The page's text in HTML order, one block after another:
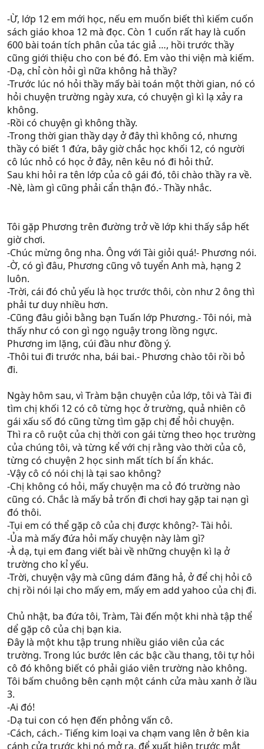
-Ừ, lớp 12 em mới học, nếu em muốn biết thì kiếm cuốn
sách giáo khoa 12 mà đọc. Còn 1 cuốn rất hay là cuốn
600 bài toán tích phân của tác giả …, hồi trước thầy
cũng giới thiệu cho con bé đó. Em vào thi viện mà kiếm.
-Dạ, chỉ còn hỏi gì nữa không hả thầy?
-Trước lúc nó hỏi thầy mấy bài toán một thời gian, nó có
hỏi chuyện trường ngày xưa, có chuyện gì kì lạ xảy ra
không.
-Rồi có chuyện gì không thầy.
-Trong thời gian thầy dạy ở đây thì không có, nhưng
thầy có biết 1 đứa, bây giờ chắc học khối 12, có người
cô lúc nhỏ có học ở đây, nên kêu nó đi hỏi thử.
Sau khi hỏi ra tên lớp của cô gái đó, tôi chào thầy ra về.
-Nè, làm gì cũng phải cẩn thận đó.- Thầy nhắc.
Tôi gặp Phương trên đường trở về lớp khi thấy sắp hết
giờ chơi.
-Chúc mừng ông nha. Ông với Tài giỏi quá!- Phương nói.
-Ờ, có gì đâu, Phương cũng vô tuyển Anh mà, hạng 2
luôn.
-Trời, cái đó chủ yếu là học trước thôi, còn như 2 ông thì
phải tư duy nhiều hơn.
-Cũng đâu giỏi bằng bạn Tuấn lớp Phương.- Tôi nói, mà
thấy như có con gì ngọ nguậy trong lồng ngực.
Phương im lặng, cúi đầu như đồng ý.
-Thôi tui đi trước nha, bái bai.- Phương chào tôi rồi bỏ
đi.
Ngày hôm sau, vì Tràm bận chuyện của lớp, tôi và Tài đi
tìm chị khối 12 có cô từng học ở trường, quả nhiên cô
gái xấu số đó cũng từng tìm gặp chị để hỏi chuyện.
Thì ra cô ruột của chị thời con gái từng theo học trường
của chúng tôi, và từng kể với chị rằng vào thời của cô,
từng có chuyện 2 học sinh mất tích bí ẩn khác.
-Vậy cô có nói chị là tại sao không?
-Chị không có hỏi, mấy chuyện ma cỏ đó trường nào
cũng có. Chắc là mấy bả trốn đi chơi hay gặp tai nạn gì
đó thôi.
-Tụi em có thể gặp cô của chị được không?- Tài hỏi.
-Ủa mà mấy đứa hỏi mấy chuyện này làm gì?
-À dạ, tụi em đang viết bài về những chuyện kì lạ ở
trường cho kỉ yếu.
-Trời, chuyện vậy mà cũng dám đăng hả, ở để chị hỏi cô
chị rồi nói lại cho mấy em, mấy em add yahoo của chị đi.
Chủ nhật, ba đứa tôi, Tràm, Tài đến một khi nhà tập thể
dể gặp cô của chị bạn kia.
Đây là một khu tập trung nhiều giáo viên của các
trường. Trong lúc bước lên các bậc cầu thang, tôi tự hỏi
cô đó không biết có phải giáo viên trường nào không.
Tôi bấm chuông bên cạnh một cánh cửa màu xanh ở lầu
3.
-Ai đó!
-Dạ tui con có hẹn đến phỏng vấn cô.
-Cách, cách.- Tiếng kim loại va chạm vang lên ở bên kia
cánh cửa trước khi nó mở ra, để xuất hiện trước mắt